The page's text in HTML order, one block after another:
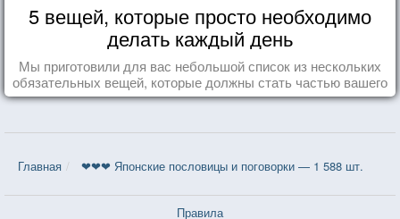
5 вещей, которые просто необходимо
делать каждый день
Мы приготовили для вас небольшой список из нескольких
обязательных вещей, которые должны стать частью вашего
дня.
Главная ❤❤❤ Японские пословицы и поговорки — 1 588 шт.
Правила